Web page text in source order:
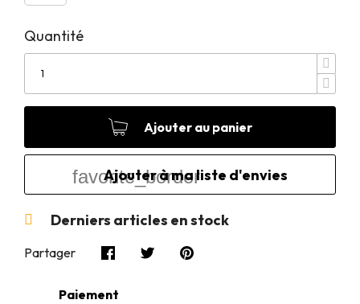
Quantité
Ajouter au panier
favorite_border
 Derniers articles en stock
Partager
Paiement